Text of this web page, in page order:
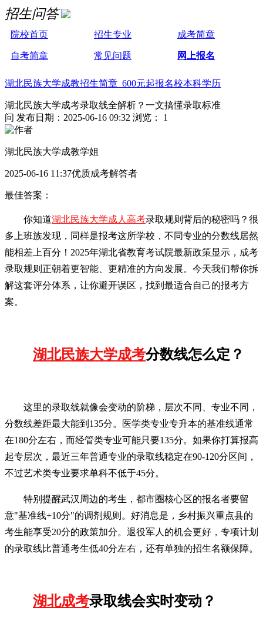
招生问答
院校首页 招生专业 成考简章
自考简章 常见问题 网上报名
湖北民族大学成教招生简章 600元起报名校本科学历
湖北民族大学成考录取线全解析？一文搞懂录取标准
问 发布日期：2025-06-16 09:32 浏览： 1
湖北民族大学成教学姐
2025-06-16 11:37优质成考解答者
最佳答案：
你知道湖北民族大学成人高考录取规则背后的秘密吗？很
多上班族发现，同样是报考这所学校，不同专业的分数线居然
能相差上百分！2025年湖北省教育考试院最新政策显示，成考
录取规则正朝着更智能、更精准的方向发展。今天我们帮你拆
解这套评分体系，让你避开误区，找到最适合自己的报考方
案。
湖北民族大学成考分数线怎么定？
这里的录取线就像会变动的阶梯，层次不同、专业不同，
分数线差距最大能到135分。医学类专业专升本的基准线通常
在180分左右，而经管类专业可能只要135分。如果你打算报高
起专层次，最近三年普通专业的录取线稳定在90-120分区间，
不过艺术类专业要求单科不低于45分。
特别提醒武汉周边的考生，都市圈核心区的报名者要留
意"基准线+10分"的调剂规则。好消息是，乡村振兴重点县的
考生能享受20分的政策加分。退役军人的机会更好，专项计划
的录取线比普通考生低40分左右，还有单独的招生名额保障。
湖北成考录取线会实时变动？